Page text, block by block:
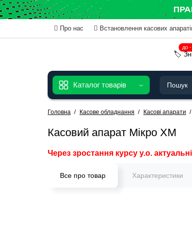
Про нас Встановлення касових
до
🏷️
Каталог товарів
Головна Касове обладнання Касові апарати
Касовий апарат Мікро ХМ
Через зростання курсу у.о.
Все про товар Характеристики